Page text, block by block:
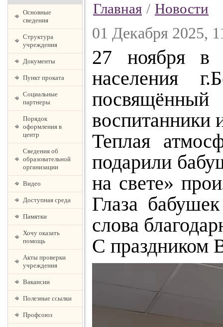
Основные
сведения
Структура
учреждения
Документы
Пункт проката
Социальные
партнеры
Порядок
оформления в
центр
Сведения об
образовательной
организации
Видео
Доступная среда
Памятки
Хочу оказать
помощь
Акты проверки
учреждения
Вакансии
Полезные ссылки
Профсоюз
Главная / Новости
01 Декабря 2025,
27 ноября в
населения
воспитанники
Теплая
подарили
на свете»
Глаза
слова
С праздником